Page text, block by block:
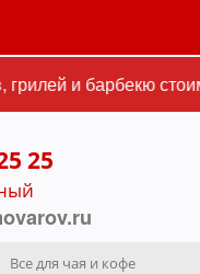
грилей и барбекю
25
Все для чая и кофе